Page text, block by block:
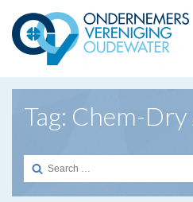
ONDERNEMERSVERENIGING
Tag: Chem-Dry
Search